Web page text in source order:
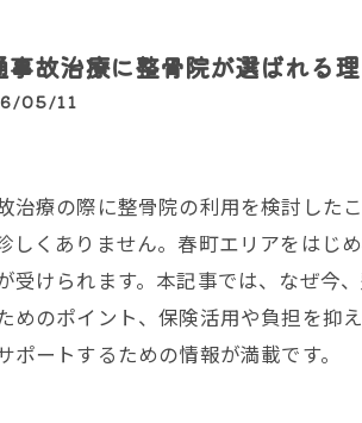
事故治療に整骨院が選ばれる
05/11
治療の際に整骨院の利用を検討した
しくありません。春町エリアをはじ
受けられます。本記事では、なぜ今
めのポイント、保険活用や負担を抑
ポートするための情報が満載です。